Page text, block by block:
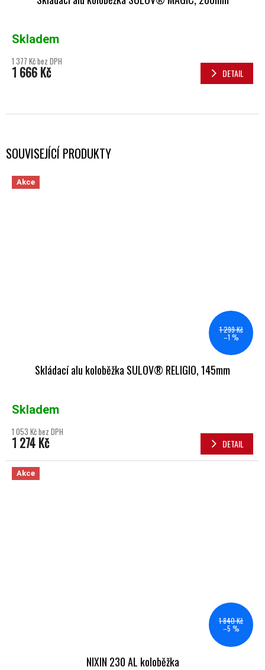
SOUVISEJÍCÍ PRODUKTY
Akce
1 299 Kč
–1 %
Skládací alu koloběžka SULOV® RELIGIO, 145mm
Skladem
1 053 Kč bez DPH
1 274 Kč DETAIL
Akce
1 840 Kč
–5 %
NIXIN 230 AL koloběžka
Skladem
1 377 Kč bez DPH
1 666 Kč DETAIL